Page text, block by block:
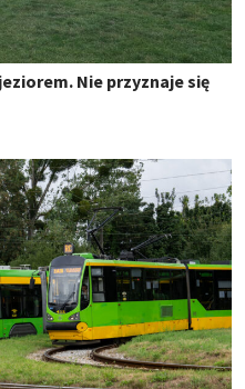
Nie przyznaje się